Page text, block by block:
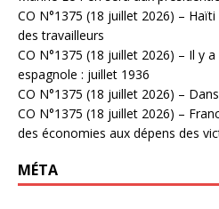
CO N°1375 (18 juillet 2026) –
des travailleurs
CO N°1375 (18 juillet 2026) – Il y
espagnole : juillet 1936
CO N°1375 (18 juillet 2026) –
CO N°1375 (18 juillet 2026) –
des économies aux dépens des
MÉTA